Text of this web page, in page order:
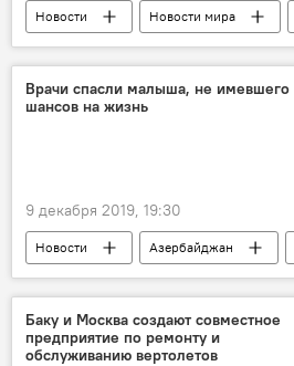
Новости Новости мира
Италия
Новый год 2022
Врачи спасли малыша, не имевшего
шансов на жизнь
9 декабря 2019, 19:30
Новости Азербайджан
ЖИЗНЬ
Новорожденный
операция
Баку и Москва создают совместное
предприятие по ремонту и
обслуживанию вертолетов